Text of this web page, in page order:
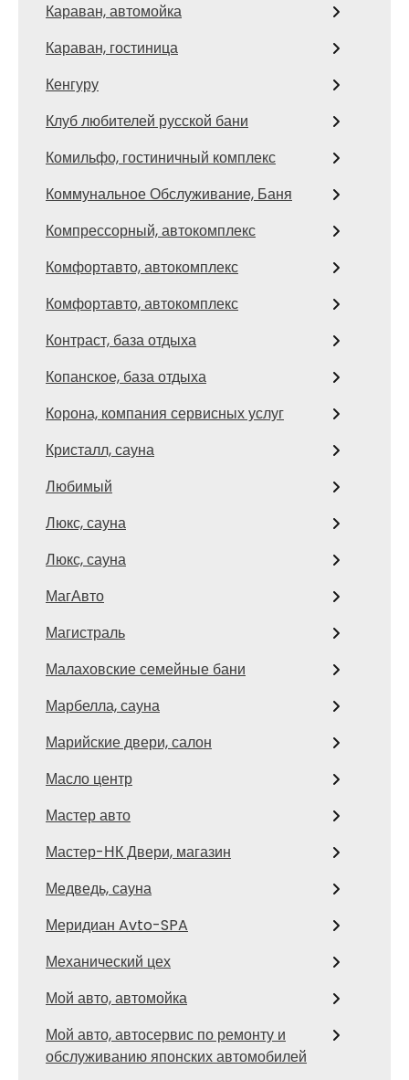
Караван, автомойка
Караван, гостиница
Кенгуру
Клуб любителей русской бани
Комильфо, гостиничный комплекс
Коммунальное Обслуживание, Баня
Компрессорный, автокомплекс
Комфортавто, автокомплекс
Комфортавто, автокомплекс
Контраст, база отдыха
Копанское, база отдыха
Корона, компания сервисных услуг
Кристалл, сауна
Любимый
Люкс, сауна
Люкс, сауна
МагАвто
Магистраль
Малаховские семейные бани
Марбелла, сауна
Марийские двери, салон
Масло центр
Мастер авто
Мастер-НК Двери, магазин
Медведь, сауна
Меридиан Avto-SPA
Механический цех
Мой авто, автомойка
Мой авто, автосервис по ремонту и
обслуживанию японских автомобилей